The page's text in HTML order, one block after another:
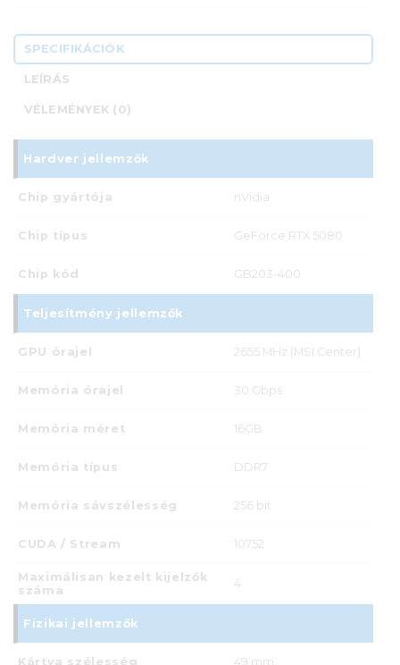
SPECIFIKÁCIÓK
LEÍRÁS
VÉLEMÉNYEK (0)
Hardver jellemzők
Chip gyártója nVidia
Chip típus GeForce RTX 5080
Chip kód GB203-400
Teljesítmény jellemzők
GPU órajel 2655 MHz (MSI Center)
Memória órajel 30 Gbps
Memória méret 16GB
Memória típus DDR7
Memória sávszélesség 256 bit
CUDA / Stream 10752
Maximálisan kezelt kijelzők
száma
4
Fizikai jellemzők
Kártya szélesség 49 mm